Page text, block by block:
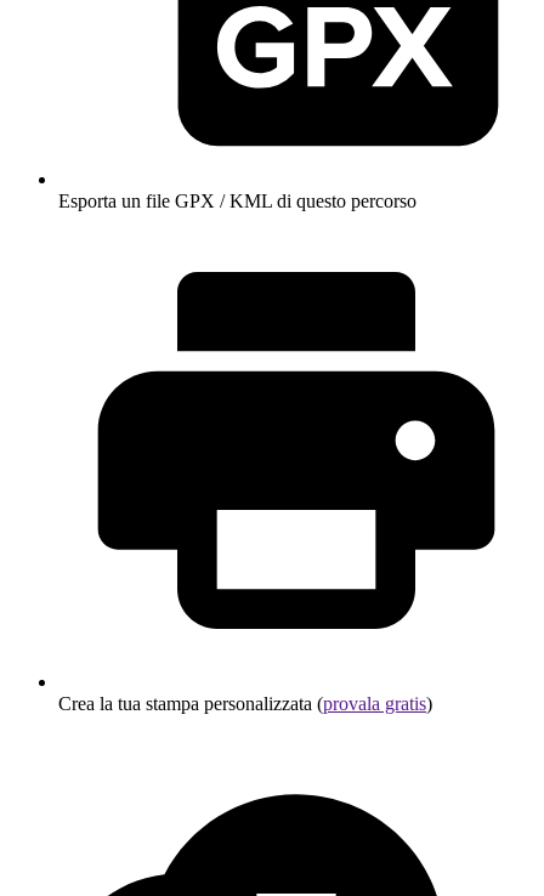
Esporta un file GPX / KML di questo percorso
Crea la tua stampa personalizzata (provala gratis)